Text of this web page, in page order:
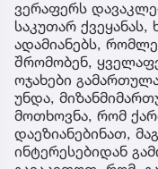
ვერაფერს
საკუთარ ქვეყანას,
ადამიანებს,
შრომობენ,
ოჯახები
უნდა,
მოთხოვნა, რომ
დაეზიანებინათ,
ინტერესებიდან